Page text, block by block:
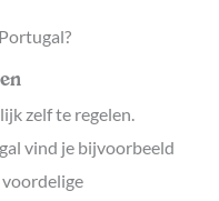
zelf te regelen.
vind je bijvoorbeeld